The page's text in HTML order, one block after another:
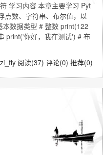
学习内容 本章主要学习 Pyt
点数、字符串、布尔值，以
数据类型 # 整数 print(122
print('你好，我在测试') # 布
阅读(37) 评论(0) 推荐(0)